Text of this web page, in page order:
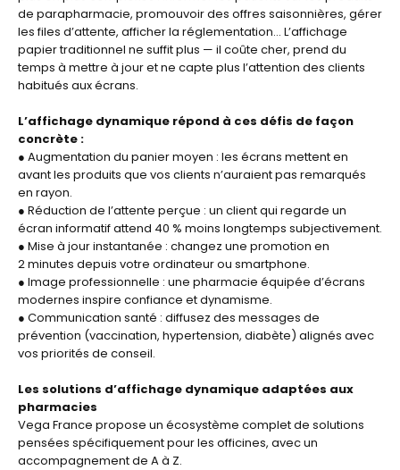
de parapharmacie, promouvoir des offres saisonnières, gérer
les files d’attente, afficher la réglementation… L’affichage
papier traditionnel ne suffit plus — il coûte cher, prend du
temps à mettre à jour et ne capte plus l’attention des clients
habitués aux écrans.
L’affichage dynamique répond à ces défis de façon
concrète :
● Augmentation du panier moyen : les écrans mettent en
avant les produits que vos clients n’auraient pas remarqués
en rayon.
● Réduction de l’attente perçue : un client qui regarde un
écran informatif attend 40 % moins longtemps subjectivement.
● Mise à jour instantanée : changez une promotion en
2 minutes depuis votre ordinateur ou smartphone.
● Image professionnelle : une pharmacie équipée d’écrans
modernes inspire confiance et dynamisme.
● Communication santé : diffusez des messages de
prévention (vaccination, hypertension, diabète) alignés avec
vos priorités de conseil.
Les solutions d’affichage dynamique adaptées aux
pharmacies
Vega France propose un écosystème complet de solutions
pensées spécifiquement pour les officines, avec un
accompagnement de A à Z.